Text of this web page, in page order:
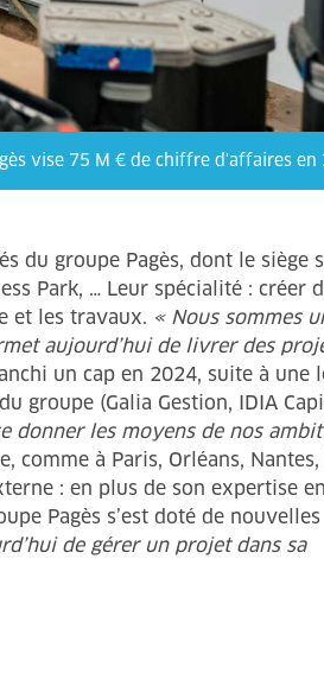
vise 75 M € de chiffre d'affaires en
du groupe Pagès, dont le siège
Park, … Leur spécialité : créer
et les travaux. « Nous sommes
aujourd’hui de livrer des
un cap en 2024, suite à une
groupe (Galia Gestion, IDIA
donner les moyens de nos
à Paris, Orléans, Nantes,
: en plus de son expertise en
Pagès s’est doté de nouvelles
de gérer un projet dans sa